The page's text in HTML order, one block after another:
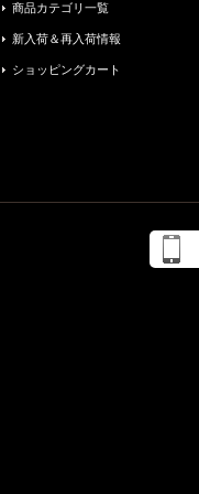
商品カテゴリ一覧
新入荷＆再入荷情報
ショッピングカート